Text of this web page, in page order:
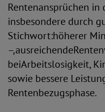
Rentenansprüchen in
insbesondere durch
Stichwort:höherer
beiArbeitslosigkeit,
sowie bessere
Rentenbezugsphase.